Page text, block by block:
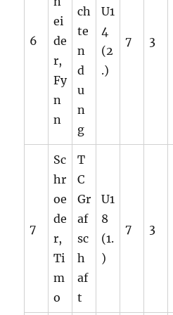
6
ei
de
r,
Fy
n
n
ch
te
n
d
u
n
g
U1
4
(2
.)
7 3
7
Sc
hr
oe
de
r,
Ti
m
o
T
C
Gr
af
sc
h
af
t
U1
8
(1.
)
7 3